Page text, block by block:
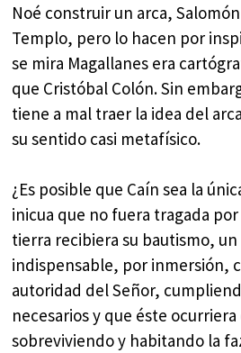
Noé construir un arca,
Templo, pero lo hacen por
se mira Magallanes era
que Cristóbal Colón. Sin
tiene a mal traer la idea del
su sentido casi metafísico.
¿Es posible que Caín sea la
inicua que no fuera tragada por
tierra recibiera su bautismo,
indispensable, por inmersión,
autoridad del Señor,
necesarios y que éste ocurriera
sobreviviendo y habitando la